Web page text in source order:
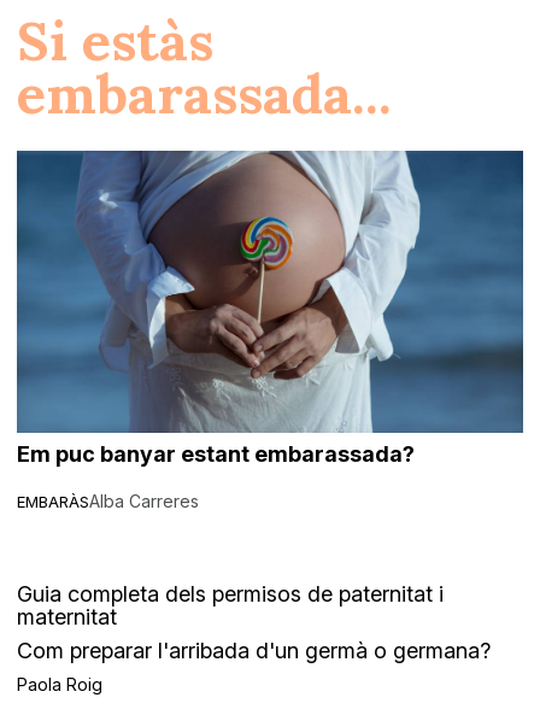
Si estàs
embarassada...
EMBARÀS
Em puc banyar estant embarassada?
Alba Carreres
Guia completa dels permisos de paternitat i
maternitat
Com preparar l'arribada d'un germà o germana?
Paola Roig